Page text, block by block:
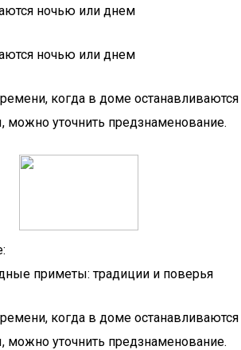
ночью или днем
ночью или днем
когда в доме останавливаются
можно уточнить предзнаменование.
приметы: традиции и поверья
когда в доме останавливаются
можно уточнить предзнаменование.